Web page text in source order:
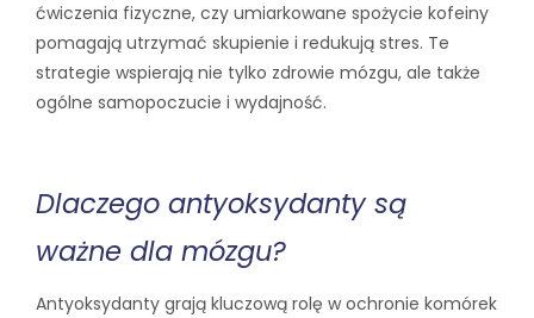
ćwiczenia fizyczne, czy umiarkowane spożycie kofeiny
pomagają utrzymać skupienie i redukują stres. Te
strategie wspierają nie tylko zdrowie mózgu, ale także
ogólne samopoczucie i wydajność.
Dlaczego antyoksydanty są
ważne dla mózgu?
Antyoksydanty grają kluczową rolę w ochronie komórek